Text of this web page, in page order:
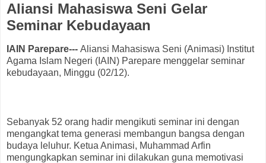
Aliansi Mahasiswa Seni Gelar
Seminar Kebudayaan
IAIN Parepare--- Aliansi Mahasiswa Seni (Animasi) Institut
Agama Islam Negeri (IAIN) Parepare menggelar seminar
kebudayaan, Minggu (02/12).
Sebanyak 52 orang hadir mengikuti seminar ini dengan
mengangkat tema generasi membangun bangsa dengan
budaya leluhur. Ketua Animasi, Muhammad Arfin
mengungkapkan seminar ini dilakukan guna memotivasi